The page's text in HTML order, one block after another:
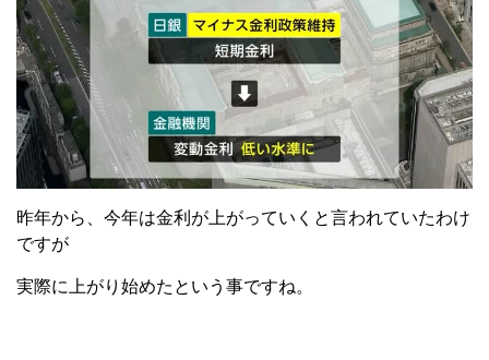
昨年から、今年は金利が上がっていくと言われていたわけ
ですが
実際に上がり始めたという事ですね。